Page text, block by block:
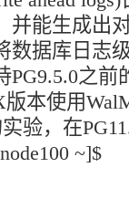
并能生成出
数据库日志
PG9.5.0之前
本使用
验，在
~]$